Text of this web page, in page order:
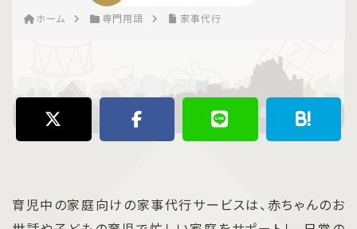
ホーム 専門用語 家事代行
育児中の家庭向けの家事代行サービスは、赤ちゃんのお